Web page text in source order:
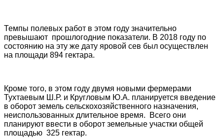
Темпы полевых работ в этом году значительно
превышают прошлогодние показатели. В 2018 году по
состоянию на эту же дату яровой сев был осуществлен
на площади 894 гектара.
Кроме того, в этом году двумя новыми фермерами
Тухтаевым Ш.Р. и Кругловым Ю.А. планируется введение
в оборот земель сельскохозяйственного назначения,
неиспользованных длительное время. Всего они
планируют ввести в оборот земельные участки общей
площадью 325 гектар.